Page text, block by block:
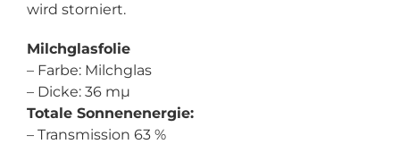
wird storniert.
Milchglasfolie
– Farbe: Milchglas
– Dicke: 36 mµ
Totale Sonnenenergie:
– Transmission 63 %